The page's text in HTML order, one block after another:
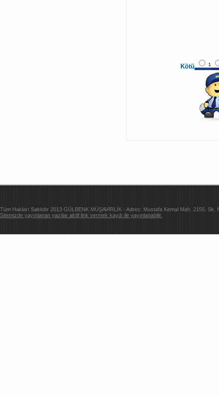
Kötü 1
Tüm Hakları Saklıdır 2013 GÜLBENK MÜŞAVİRLİK - Adres: Mustafa Kemal Mah. 2155.
Sitemizde yayınlanan yazılar aktif link vermek kaydı ile yayınlanabilir.